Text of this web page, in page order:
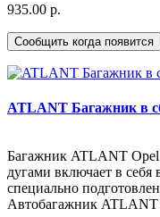
935.00 р.
Сообщить когда появится
ATLANT Багажник в
Багажник ATLANT
дугами включает в
специально
Автобагажник ATLANT